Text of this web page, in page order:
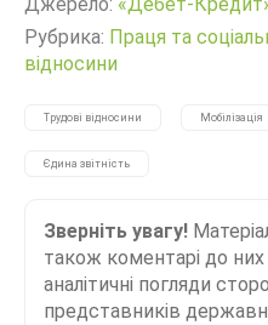
Джерело: «Дебет-
Рубрика: Праця та
відносини
Трудові відносини Мобілізація
Єдина звітність
Зверніть увагу!
також коментарі до
аналітичні погляди
представників